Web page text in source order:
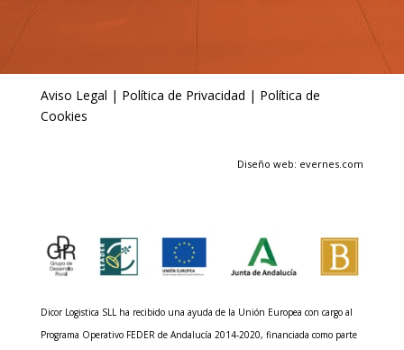
Aviso Legal | Política de Privacidad | Política de
Cookies
Diseño web: evernes.com
Dicor Logistica SLL ha recibido una ayuda de la Unión Europea con cargo al
Programa Operativo FEDER de Andalucía 2014-2020, financiada como parte